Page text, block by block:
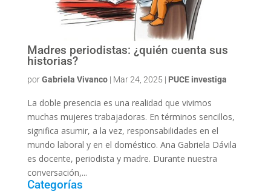
Madres periodistas: ¿quién cuenta sus
historias?
porGabriela Vivanco| Mar 24, 2025 | PUCE investiga
La doble presencia es una realidad que vivimos
muchas mujeres trabajadoras. En términos sencillos,
significa asumir, a la vez, responsabilidades en el
mundo laboral y en el doméstico. Ana Gabriela Dávila
es docente, periodista y madre. Durante nuestra
conversación,...
Categorías